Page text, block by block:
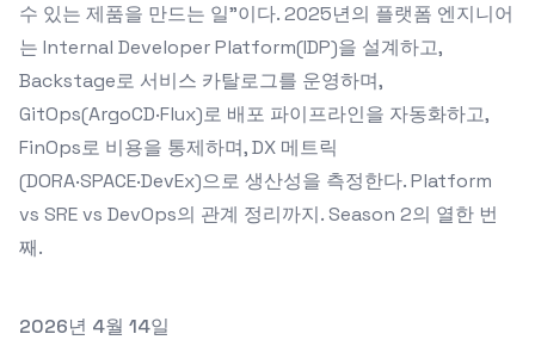
수 있는 제품을 만드는 일"이다. 2025년의 플랫폼 엔지니어
는 Internal Developer Platform(IDP)을 설계하고,
Backstage로 서비스 카탈로그를 운영하며,
GitOps(ArgoCD·Flux)로 배포 파이프라인을 자동화하고,
FinOps로 비용을 통제하며, DX 메트릭
(DORA·SPACE·DevEx)으로 생산성을 측정한다. Platform
vs SRE vs DevOps의 관계 정리까지. Season 2의 열한 번
째.
Published on
2026년 4월 14일